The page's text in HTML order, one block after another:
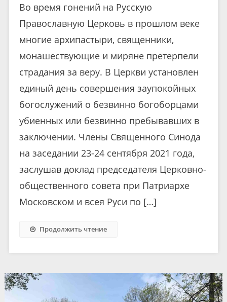
Во время гонений на Русскую
Православную Церковь в прошлом веке
многие архипастыри, священники,
монашествующие и миряне претерпели
страдания за веру. В Церкви установлен
единый день совершения заупокойных
богослужений о безвинно богоборцами
убиенных или безвинно пребывавших в
заключении. Члены Священного Синода
на заседании 23-24 сентября 2021 года,
заслушав доклад председателя Церковно-
общественного совета при Патриархе
Московском и всея Руси по […]
Продолжить чтение